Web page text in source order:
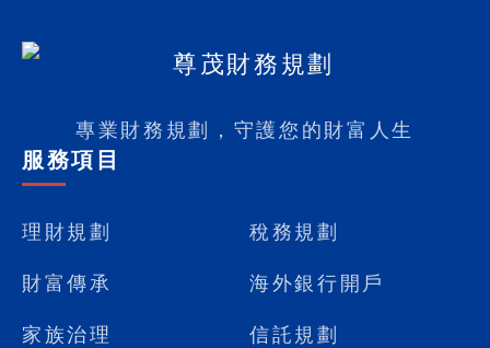
專業財務規劃，守護您的財富人生
服務項目
理財規劃
稅務規劃
財富傳承
海外銀行開戶
家族治理
信託規劃